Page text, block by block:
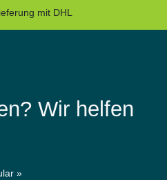
mit DHL
Wir helfen
»